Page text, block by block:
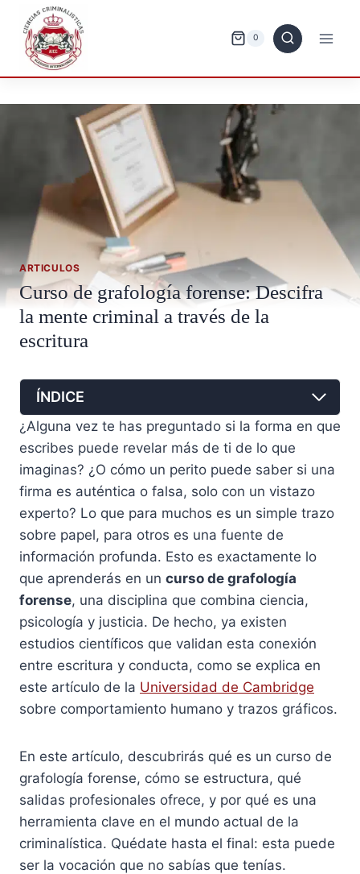
Saltar
contenido
0
ARTICULOS
Curso de grafología forense: Descifra
la mente criminal a través de la
escritura
ÍNDICE
¿Alguna vez te has preguntado si la forma en que
escribes puede revelar más de ti de lo que
imaginas? ¿O cómo un perito puede saber si una
firma es auténtica o falsa, solo con un vistazo
experto? Lo que para muchos es un simple trazo
sobre papel, para otros es una fuente de
información profunda. Esto es exactamente lo
que aprenderás en un curso de grafología
forense, una disciplina que combina ciencia,
psicología y justicia. De hecho, ya existen
estudios científicos que validan esta conexión
entre escritura y conducta, como se explica en
este artículo de la Universidad de Cambridge
sobre comportamiento humano y trazos gráficos.
En este artículo, descubrirás qué es un curso de
grafología forense, cómo se estructura, qué
salidas profesionales ofrece, y por qué es una
herramienta clave en el mundo actual de la
criminalística. Quédate hasta el final: esta puede
ser la vocación que no sabías que tenías.